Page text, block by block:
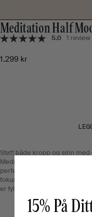
Meditation Half
5.0 1 review
1.299 kr
Støtt både kropp og sinn
Meditation Half Moon Pillow i
perfekte sitteplassen for en
fokusere fullt ut på pusten og
er fylt med naturlige
15% På